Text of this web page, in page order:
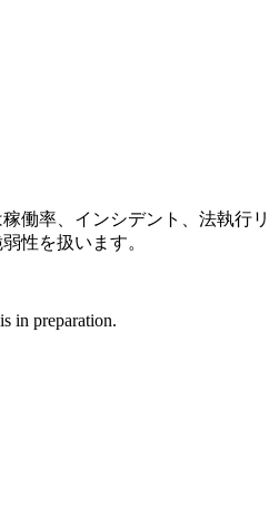
働率、インシデント、法執行リ
性を扱います。
in preparation.